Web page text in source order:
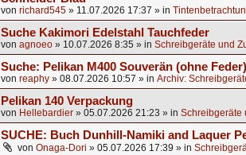
von richard545 » 11.07.2026 17:37 » in
Suche Kakimori Edelstahl Tauchfeder
von agnoeo » 10.07.2026 8:35 » in Schreibgeräte und
Suche: Pelikan M400 Souverän (ohne Feder)
von reaphy » 08.07.2026 10:57 » in Archiv:
Pelikan 140 Verpackung
von Hellebardier » 05.07.2026 21:23 » in Schreibgeräte
SUCHE: Buch Dunhill-Namiki and Laquer
von Onaga-Dori » 05.07.2026 17:39 » in